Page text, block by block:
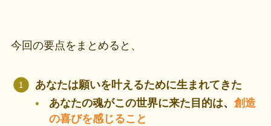
今回の要点をまとめると、
あなたは願いを叶えるために生まれてきた
あなたの魂がこの世界に来た目的は、 創造
の喜びを感じること